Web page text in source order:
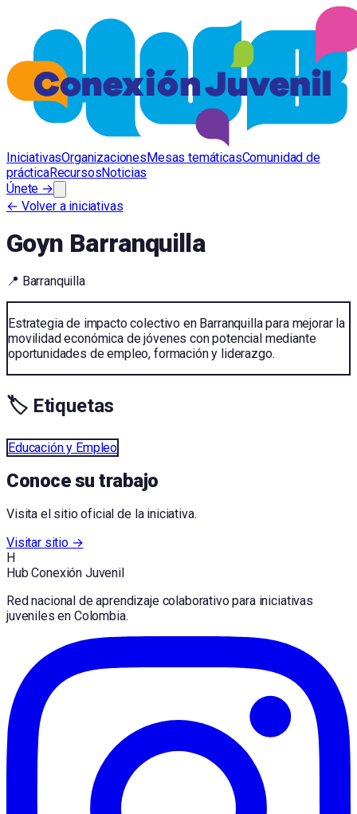
IniciativasOrganizacionesMesas temáticasComunidad de
prácticaRecursosNoticias
Únete →
← Volver a iniciativas
Goyn Barranquilla
📍 Barranquilla
Estrategia de impacto colectivo en Barranquilla para mejorar la
movilidad económica de jóvenes con potencial mediante
oportunidades de empleo, formación y liderazgo.
🏷️ Etiquetas
Educación y Empleo
Conoce su trabajo
Visita el sitio oficial de la iniciativa.
Visitar sitio →
H
Hub Conexión Juvenil
Red nacional de aprendizaje colaborativo para iniciativas
juveniles en Colombia.